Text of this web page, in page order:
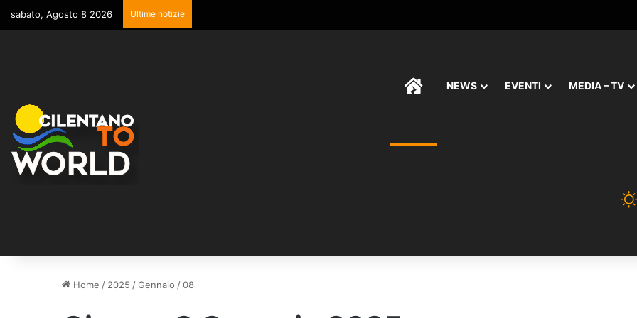
sabato, Agosto 8 2026 Ultime notizie
HOMENEWS EVENTI MEDIA – TV
Home / 2025 /Gennaio /08